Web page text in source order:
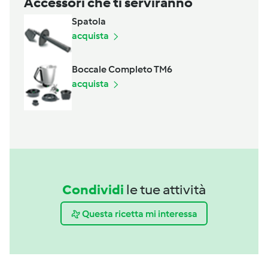
Spatola
acquista
Boccale Completo TM6
acquista
Condividi le tue attività
Questa ricetta mi interessa